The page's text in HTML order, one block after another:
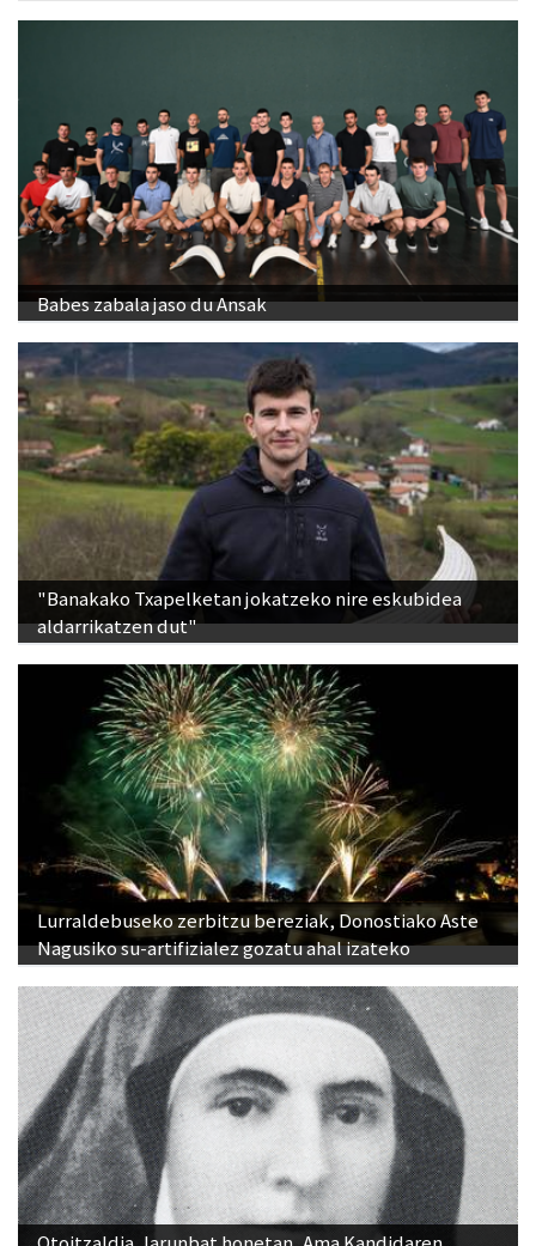
Babes zabala jaso du Ansak
"Banakako Txapelketan jokatzeko nire eskubidea
aldarrikatzen dut"
Lurraldebuseko zerbitzu bereziak, Donostiako Aste
Nagusiko su-artifizialez gozatu ahal izateko